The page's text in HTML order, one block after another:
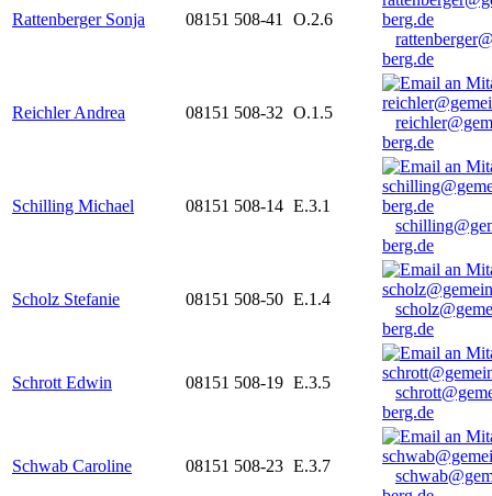
Rattenberger Sonja 08151 508-41
O.2.6
berg.de
Reichler Andrea 08151 508-32 O.1.5
berg.de
Schilling Michael 08151 508-14 E.3.1
berg.de
Scholz Stefanie 08151 508-50 E.1.4
berg.de
Schrott Edwin 08151 508-19 E.3.5
berg.de
Schwab Caroline 08151 508-23 E.3.7